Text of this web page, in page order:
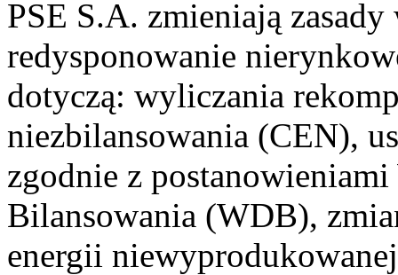
PSE S.A. zmieniają
redysponowanie
dotyczą: wyliczania
niezbilansowania (CEN),
zgodnie z
Bilansowania (WDB),
energii